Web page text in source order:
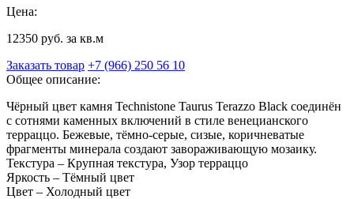
Цена:
12350 руб. за кв.м
Заказать товар +7 (966) 250 56 10
Общее описание:
Чёрный цвет камня Technistone Taurus Terazzo Black соединён
с сотнями каменных включений в стиле венецианского
терраццо. Бежевые, тёмно-серые, сизые, коричневатые
фрагменты минерала создают завораживающую мозаику.
Текстура – Крупная текстура, Узор терраццо
Яркость – Тёмный цвет
Цвет – Холодный цвет